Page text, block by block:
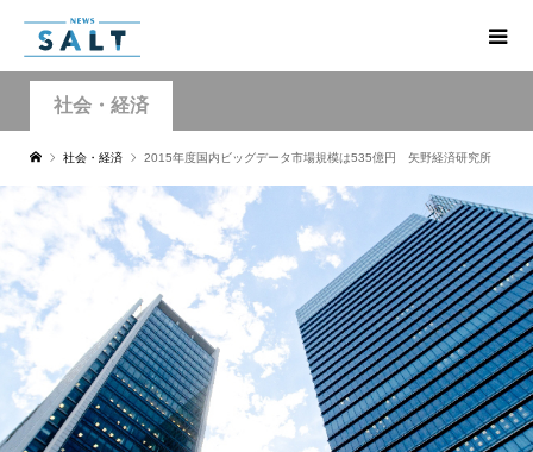
社会・経済
社会・経済 2015年度国内ビッグデータ市場規模は535億円 矢野経済研究所